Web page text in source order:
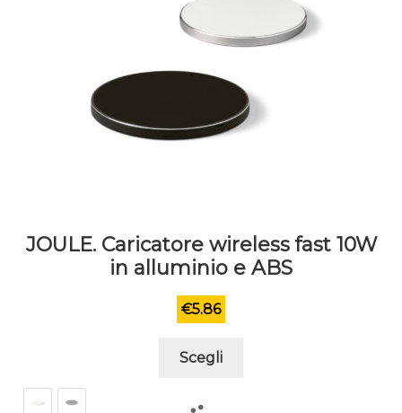
JOULE. Caricatore wireless fast 10W
in alluminio e ABS
€5.86
Scegli